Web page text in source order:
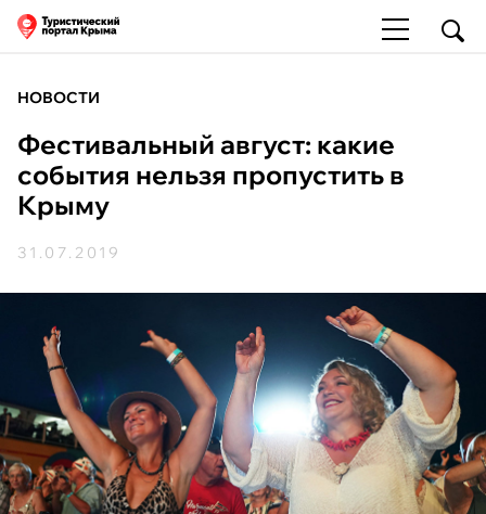
НОВОСТИ
Фестивальный август: какие
события нельзя пропустить в
Крыму
31.07.2019